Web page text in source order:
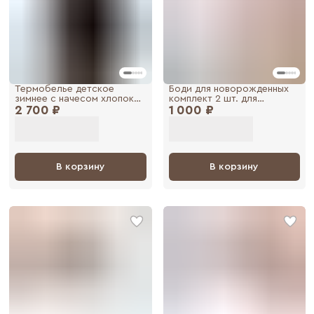
2 700 ₽
Термобелье детское
зимнее с начесом хлопок
комплект Soft
В корзину
1 000 ₽
Боди для новорожденных
комплект 2 шт. для
малышей
В корзину